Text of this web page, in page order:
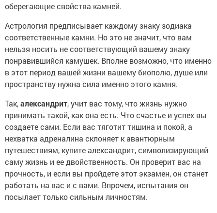
оберегающие свойства камней.
Астрология предписывает каждому знаку зодиака
соответственные камни. Но это не значит, что вам
нельзя носить не соответствующий вашему знаку
понравившийся камушек. Вполне возможно, что именно
в этот период вашей жизни вашему биополю, душе или
пространству нужна сила именно этого камня.
Так,александрит, учит вас тому, что жизнь нужно
принимать такой, как она есть. Что счастье и успех вы
создаете сами. Если вас тяготит тишина и покой, а
нехватка адреналина склоняет к авантюрным
путешествиям, купите александрит, символизирующий
саму жизнь и ее двойственность. Он проверит вас на
прочность, и если вы пройдете этот экзамен, он станет
работать на вас и с вами. Впрочем, испытания он
посылает только сильным личностям.